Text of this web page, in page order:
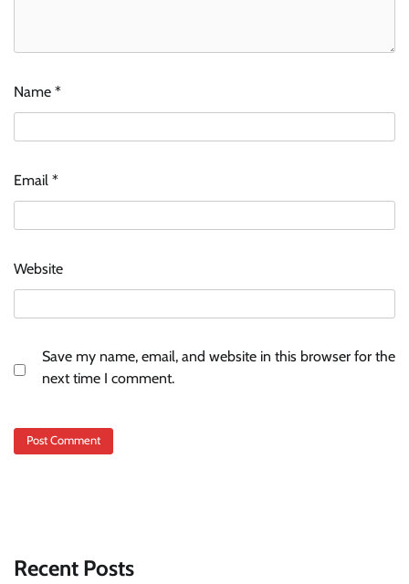
Name *
Email *
Website
Save my name, email, and website in this browser for the
next time I comment.
Recent Posts